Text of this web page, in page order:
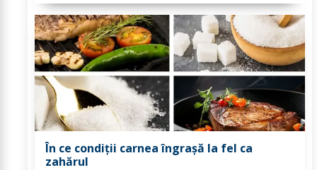
În ce condiții carnea îngrașă la fel ca
zahărul